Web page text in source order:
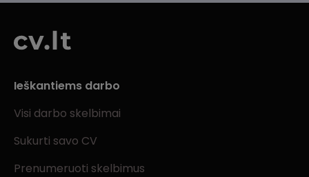
Ieškantiems darbo
Visi darbo skelbimai
Sukurti savo CV
Prenumeruoti skelbimus